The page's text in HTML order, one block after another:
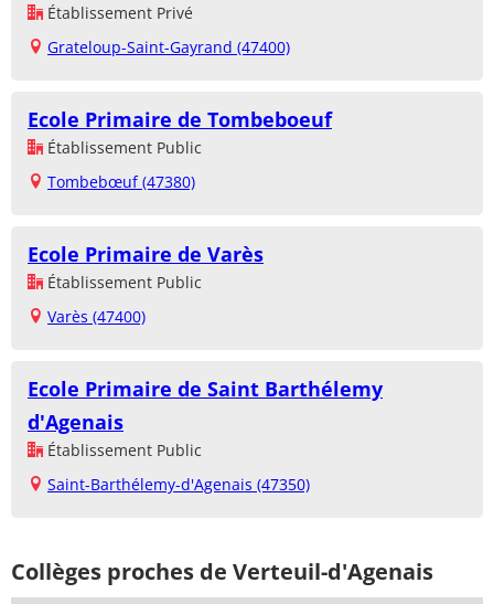
Établissement Privé
Grateloup-Saint-Gayrand (47400)
Ecole Primaire de Tombeboeuf
Établissement Public
Tombebœuf (47380)
Ecole Primaire de Varès
Établissement Public
Varès (47400)
Ecole Primaire de Saint Barthélemy
d'Agenais
Établissement Public
Saint-Barthélemy-d'Agenais (47350)
Collèges proches de Verteuil-d'Agenais